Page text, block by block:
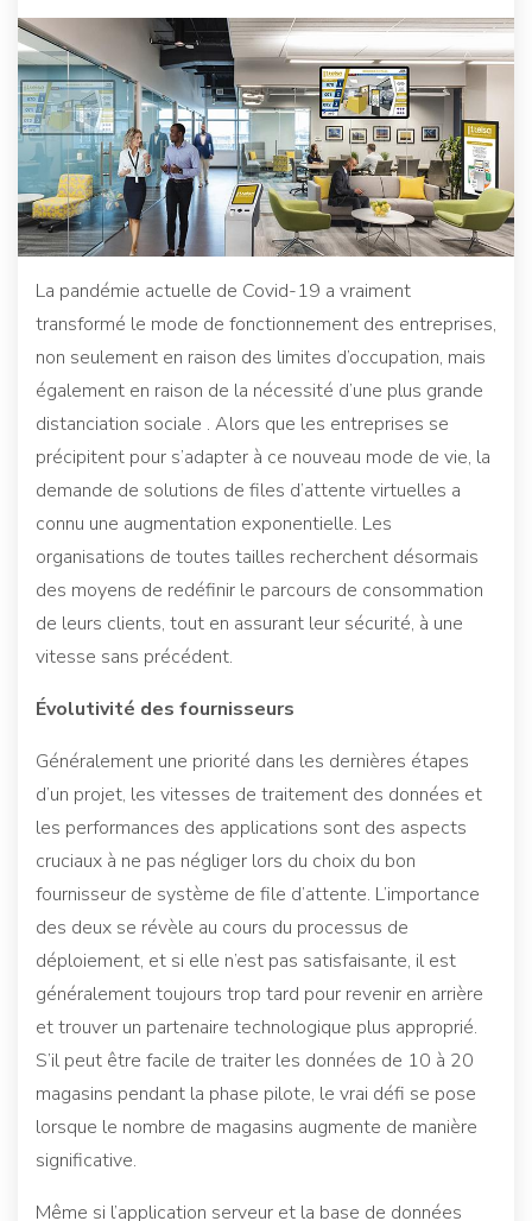
La pandémie actuelle de Covid-19 a vraiment
transformé le mode de fonctionnement des entreprises,
non seulement en raison des limites d’occupation, mais
également en raison de la nécessité d’une plus grande
distanciation sociale . Alors que les entreprises se
précipitent pour s’adapter à ce nouveau mode de vie, la
demande de solutions de files d’attente virtuelles a
connu une augmentation exponentielle. Les
organisations de toutes tailles recherchent désormais
des moyens de redéfinir le parcours de consommation
de leurs clients, tout en assurant leur sécurité, à une
vitesse sans précédent.
Évolutivité des fournisseurs
Généralement une priorité dans les dernières étapes
d’un projet, les vitesses de traitement des données et
les performances des applications sont des aspects
cruciaux à ne pas négliger lors du choix du bon
fournisseur de système de file d’attente. L’importance
des deux se révèle au cours du processus de
déploiement, et si elle n’est pas satisfaisante, il est
généralement toujours trop tard pour revenir en arrière
et trouver un partenaire technologique plus approprié.
S’il peut être facile de traiter les données de 10 à 20
magasins pendant la phase pilote, le vrai défi se pose
lorsque le nombre de magasins augmente de manière
significative.
Même si l’application serveur et la base de données